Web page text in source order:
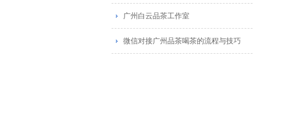
广州白云品茶工作室
微信对接广州品茶喝茶的流程与技巧